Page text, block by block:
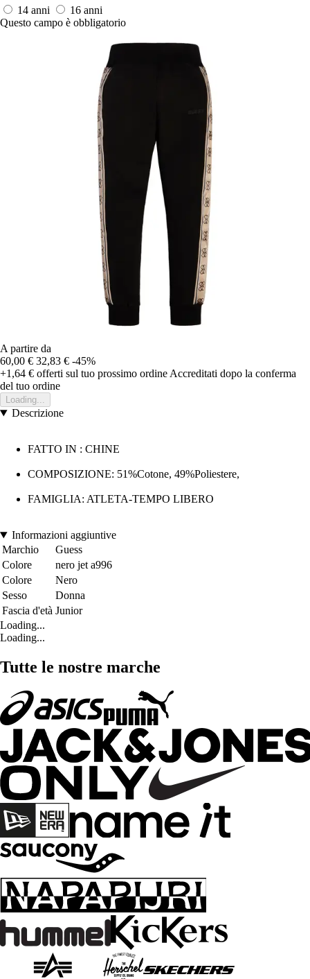
14 anni
16 anni
Questo campo è obbligatorio
A partire da
60,00 € 32,83 € -45%
+1,64 € offerti sul tuo prossimo ordine Accreditati dopo la conferma
del tuo ordine
Loading...
Descrizione
FATTO IN : CHINE
COMPOSIZIONE: 51%Cotone, 49%Poliestere,
FAMIGLIA: ATLETA-TEMPO LIBERO
Informazioni aggiuntive
Marchio
Guess
Colore
nero jet a996
Colore
Nero
Sesso
Donna
Fascia d'età Junior
Loading...
Loading...
Tutte le nostre marche